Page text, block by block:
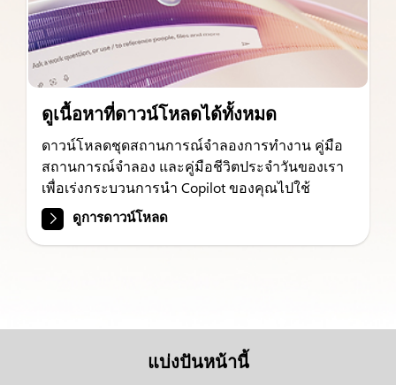
ดูเนื้อหาที่ดาวน์โหลดได้ทั้งหมด
ดาวน์โหลดชุดสถานการณ์จำลองการทำงาน คู่มือ
สถานการณ์จำลอง และคู่มือชีวิตประจำวันของเรา
เพื่อเร่งกระบวนการนำ Copilot ของคุณไปใช้
ดูการดาวน์โหลด
แบ่งปันหน้านี้